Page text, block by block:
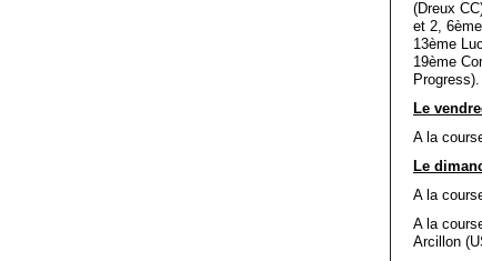
(Dreux
et 2,
13ème
19ème
Progress).
Le
A la
Le
A la
A la
Arcillon